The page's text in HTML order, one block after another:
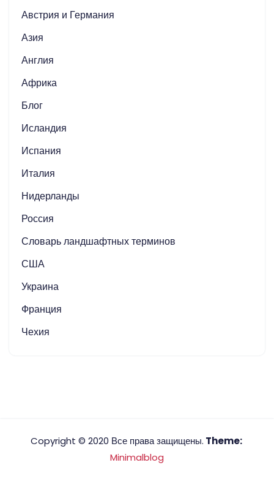
Австрия и Германия
Азия
Англия
Африка
Блог
Исландия
Испания
Италия
Нидерланды
Россия
Словарь ландшафтных терминов
США
Украина
Франция
Чехия
Copyright © 2020 Все права защищены. Theme:
Minimalblog